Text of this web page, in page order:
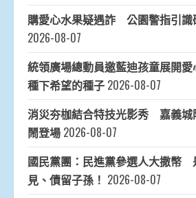
購愛心水果疑遇詐 公園警指引識
2026-08-07
統領廣場總動員邀藍迪孩童展開
種下希望的種子 2026-08-07
消災夯枷結合特技光影秀 嘉義城
鬧登場 2026-08-07
國民黨團：民進黨參選人大撒幣
見、債留子孫！ 2026-08-07